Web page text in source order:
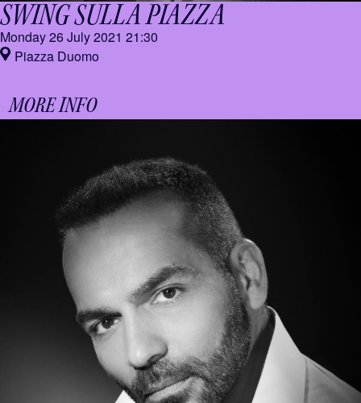
SWING SULLA PIAZZA
Monday 26 July 2021 21:30
Piazza Duomo
MORE INFO